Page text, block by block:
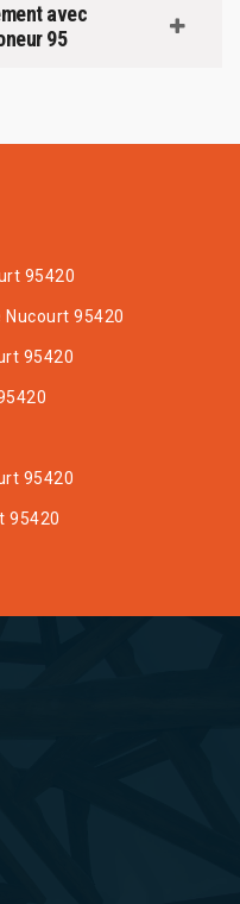
avec
95
95420
Nucourt 95420
95420
95420
95420